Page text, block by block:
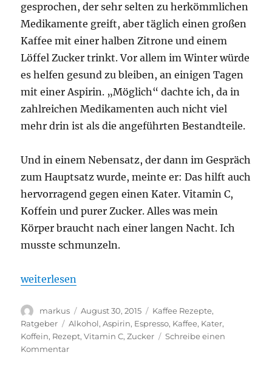
gesprochen, der sehr selten zu herkömmlichen
Medikamente greift, aber täglich einen großen
Kaffee mit einer halben Zitrone und einem
Löffel Zucker trinkt. Vor allem im Winter würde
es helfen gesund zu bleiben, an einigen Tagen
mit einer Aspirin. „Möglich“ dachte ich, da in
zahlreichen Medikamenten auch nicht viel
mehr drin ist als die angeführten Bestandteile.
Und in einem Nebensatz, der dann im Gespräch
zum Hauptsatz wurde, meinte er: Das hilft auch
hervorragend gegen einen Kater. Vitamin C,
Koffein und purer Zucker. Alles was mein
Körper braucht nach einer langen Nacht. Ich
musste schmunzeln.
„Hilft Kaffee gegen Kater? – Mit Zitrone und
weiterlesen
Autor
markus
Veröffentlicht
am
August 30, 2015 Kategorien
Kaffee Rezepte,
Ratgeber
Schlagwörter
Alkohol,Aspirin, Espresso, Kaffee, Kater,
Koffein, Rezept,Vitamin C,Zucker
Schreibe einen
Kommentarzu